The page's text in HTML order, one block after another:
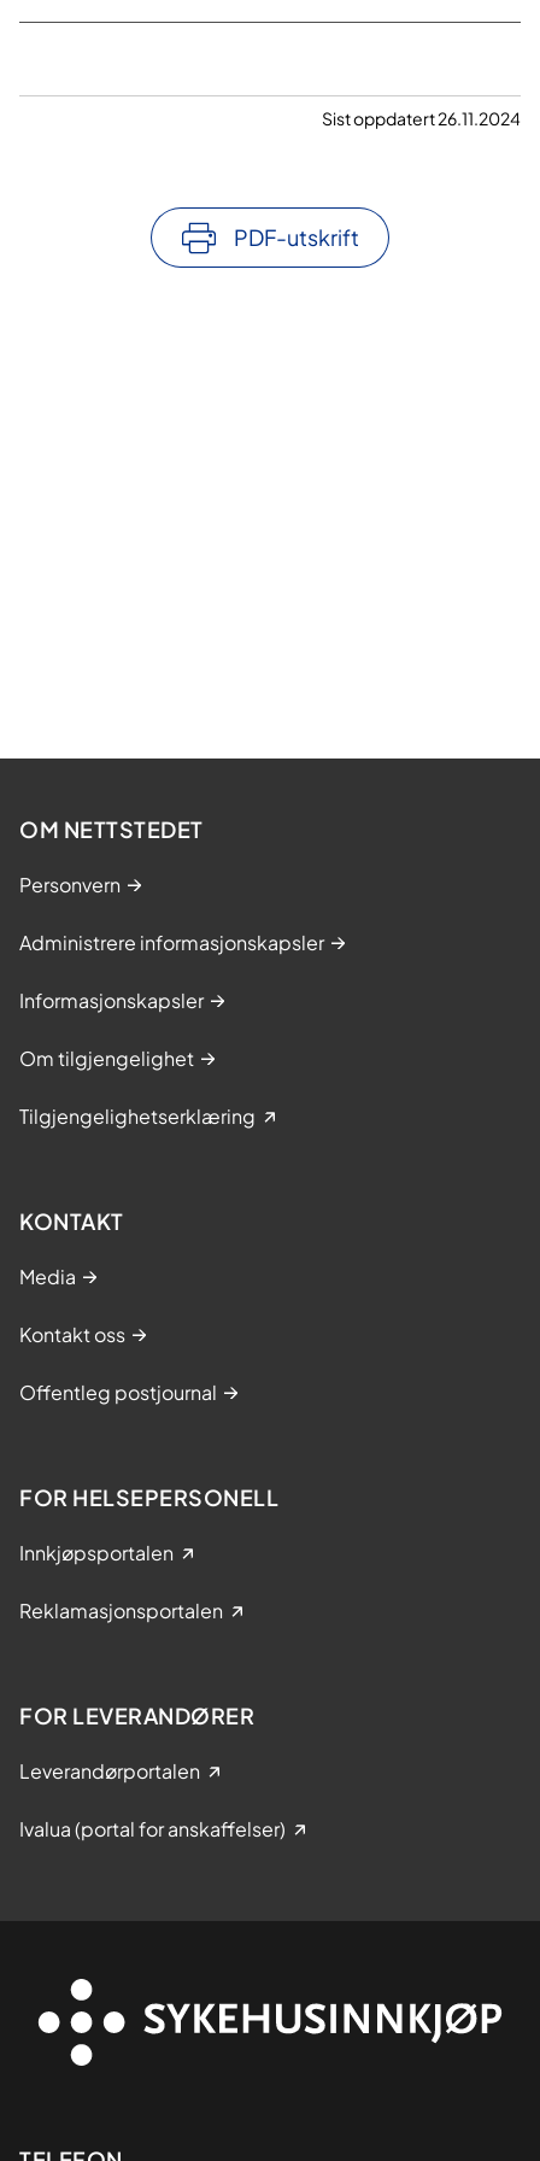
Sist oppdatert 26.11.2024
PDF-utskrift
OM NETTSTEDET
Personvern
Administrere informasjonskapsler
Informasjonskapsler
Om tilgjengelighet
Tilgjengelighetserklæring
KONTAKT
Media
Kontakt oss
Offentleg postjournal
FOR HELSEPERSONELL
Innkjøpsportalen
Reklamasjonsportalen
FOR LEVERANDØRER
Leverandørportalen
Ivalua (portal for anskaffelser)